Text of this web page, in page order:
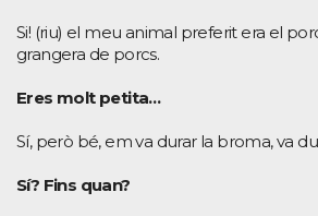
Si! (riu) el meu animal preferit era el
grangera de porcs.
Eres molt petita…
Sí, però bé, em va durar la broma, va
Sí? Fins quan?